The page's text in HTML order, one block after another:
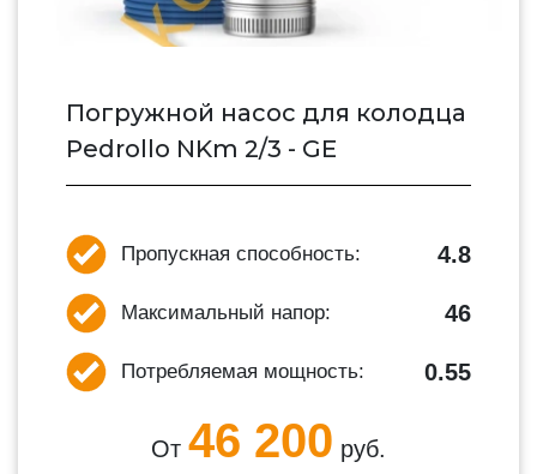
Погружной насос для колодца
Pedrollo NKm 2/3 - GE
Пропускная способность: 4.8
Максимальный напор: 46
Потребляемая мощность: 0.55
От 46 200 руб.